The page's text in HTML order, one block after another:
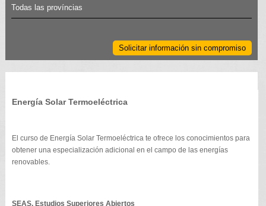
Todas las províncias
Solicitar información sin compromiso
Energía Solar Termoeléctrica
El curso de Energía Solar Termoeléctrica te ofrece los conocimientos para
obtener una especialización adicional en el campo de las energías
renovables.
SEAS, Estudios Superiores Abiertos